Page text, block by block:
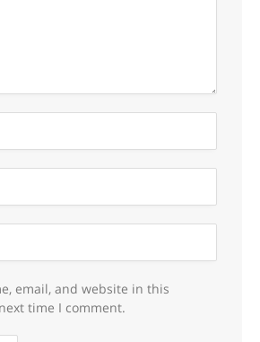
email, and website in this
time I comment.